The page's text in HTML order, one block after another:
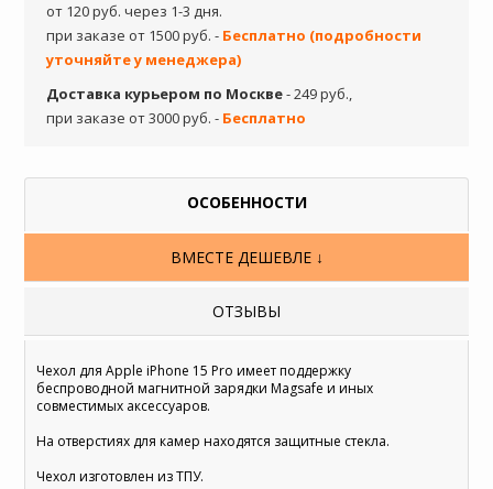
от 120 руб. через 1-3 дня.
при заказе от 1500 руб. - Бесплатно (подробности
уточняйте у менеджера)
Доставка курьером по Москве- 249 руб.,
при заказе от 3000 руб. - Бесплатно
ОСОБЕННОСТИ
ВМЕСТЕ ДЕШЕВЛЕ ↓
ОТЗЫВЫ
Чехол для Apple iPhone 15 Pro имеет поддержку
беспроводной магнитной зарядки Magsafe и иных
совместимых аксессуаров.
На отверстиях для камер находятся защитные стекла.
Чехол изготовлен из ТПУ.